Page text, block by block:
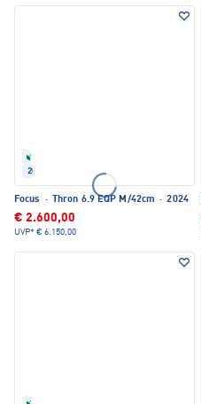
2024
Focus · Thron 6.9 EQP M/42cm · 2024
€ 2.600,00
UVP* € 6.150,00